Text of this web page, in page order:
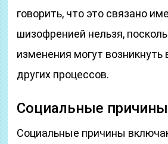
говорить, что это связано
шизофренией нельзя,
изменения могут возникнуть
других процессов.
Социальные причины
Социальные причины